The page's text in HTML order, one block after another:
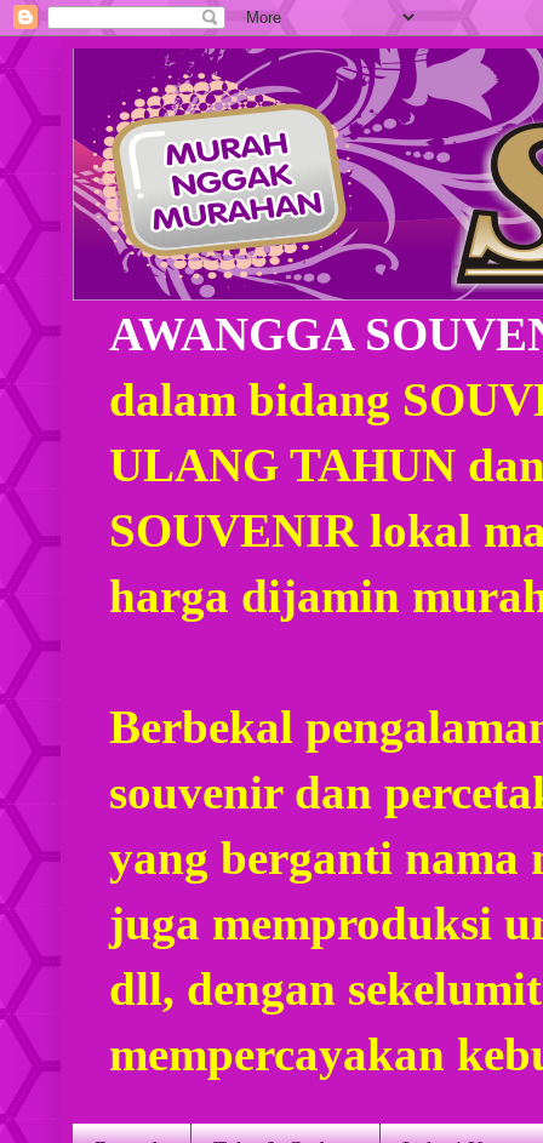
AWANGGA
dalam bidang
ULANG TAHUN
SOUVENIR lokal
harga dijamin
Berbekal
souvenir dan
yang berganti nama
juga memproduksi
dll, dengan
mempercayakan